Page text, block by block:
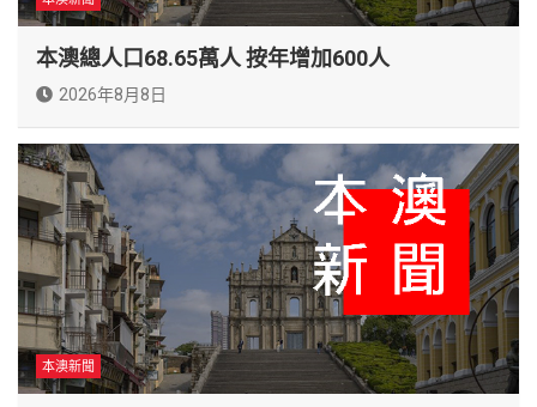
本澳總人口68.65萬人 按年增加600人
2026年8月8日
本澳新聞